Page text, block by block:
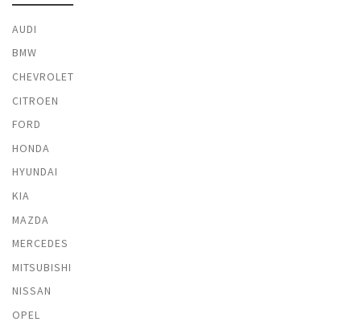
AUDI
BMW
CHEVROLET
CITROEN
FORD
HONDA
HYUNDAI
KIA
MAZDA
MERCEDES
MITSUBISHI
NISSAN
OPEL